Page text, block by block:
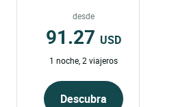
desde
91.27 USD
1 noche, 2 viajeros
Descubra